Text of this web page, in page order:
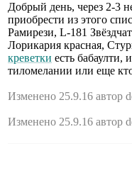
Добрый день, через 2-3
приобрести из этого
Рамирези, L-181
Лорикария красная,
креветки есть бабаулти,
тиломелании или еще
Изменено 25.9.16 автор
Изменено 25.9.16 автор